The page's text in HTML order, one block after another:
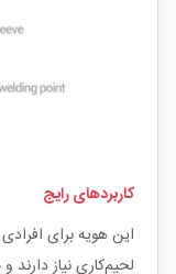
کاربردهای رایج
این هویه برای
لحیم‌کاری نیاز دارند